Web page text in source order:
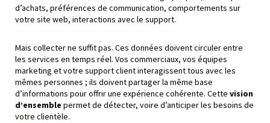
d’achats, préférences de communication, comportements sur
votre site web, interactions avec le support.
Mais collecter ne suffit pas. Ces données doivent circuler entre
les services en temps réel. Vos commerciaux, vos équipes
marketing et votre support client interagissent tous avec les
mêmes personnes ; ils doivent partager la même base
d’informations pour offrir une expérience cohérente. Cette vision
d’ensemble permet de détecter, voire d’anticiper les besoins de
votre clientèle.